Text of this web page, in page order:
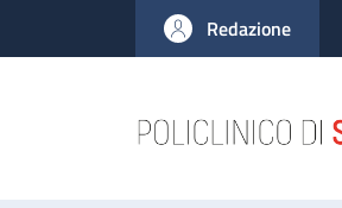
al contenuto principale
to footer content
Redazione